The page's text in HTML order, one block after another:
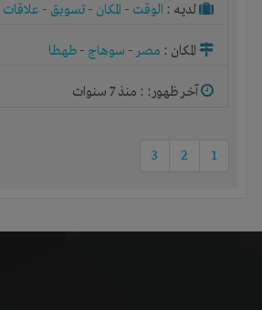
لديـه : الوقت - المكان - تسويق - علاقات
المكان : مصر- سوهاج - طهطا
آخر ظهور: : منذ 7 سنوات
1
2
3